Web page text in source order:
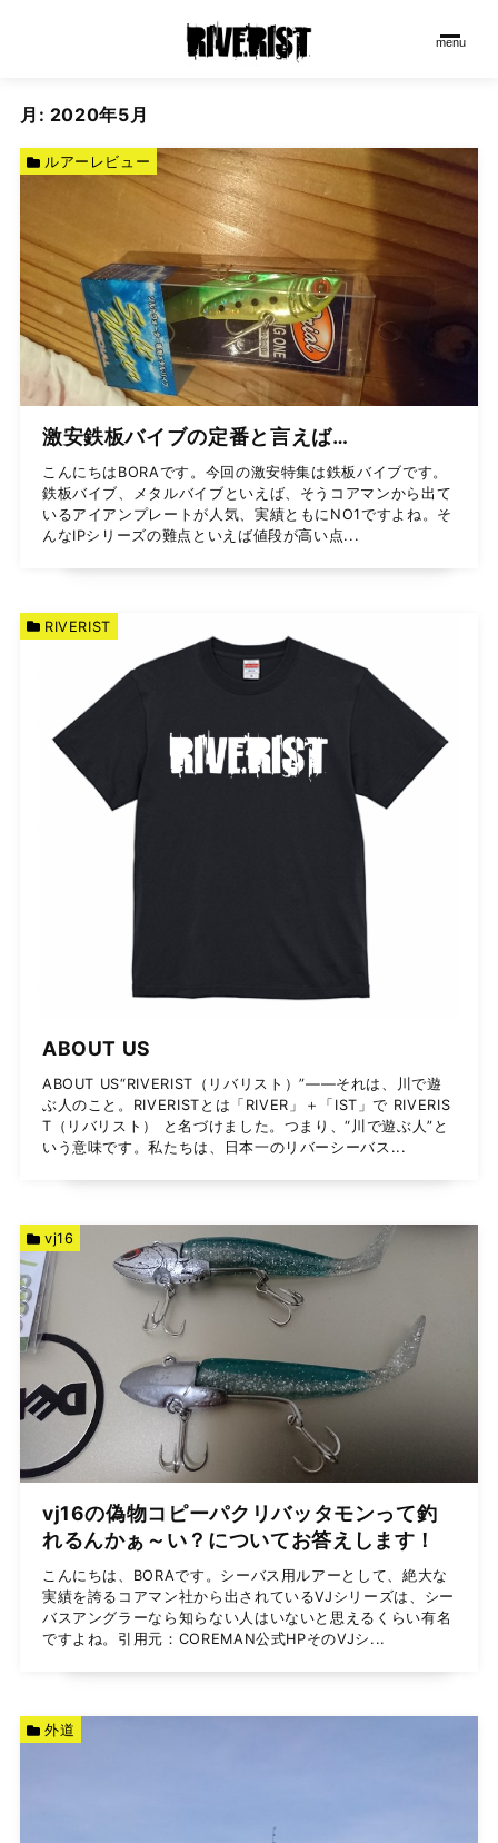
menu
月: 2020年5月
激安鉄板バイブの定番と言えば…
こんにちはBORAです。今回の激安特集は鉄板バイブです。
鉄板バイブ、メタルバイブといえば、そうコアマンから出て
いるアイアンプレートが人気、実績ともにNO1ですよね。そ
んなIPシリーズの難点といえば値段が高い点...
ルアーレビュー
ABOUT US
ABOUT US“RIVERIST（リバリスト）”——それは、川で遊
ぶ人のこと。RIVERISTとは「RIVER」＋「IST」で RIVERIS
T（リバリスト） と名づけました。つまり、“川で遊ぶ人”と
いう意味です。私たちは、日本一のリバーシーバス...
RIVERIST
vj16の偽物コピーパクリバッタモンって釣
れるんかぁ～い？についてお答えします！
こんにちは、BORAです。シーバス用ルアーとして、絶大な
実績を誇るコアマン社から出されているVJシリーズは、シー
バスアングラーなら知らない人はいないと思えるくらい有名
ですよね。引用元：COREMAN公式HPそのVJシ...
vj16
外道